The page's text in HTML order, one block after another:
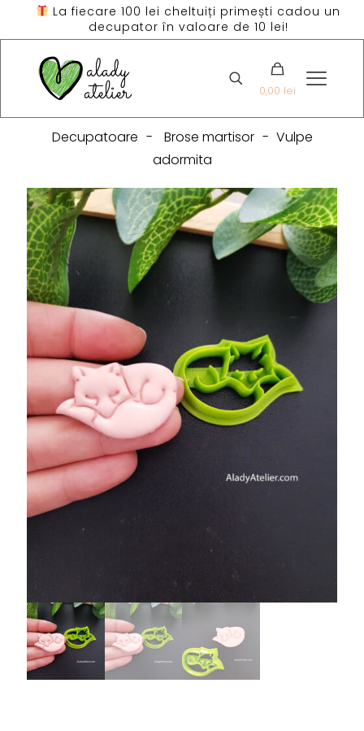
La fiecare 100 lei cheltuiți primești cadou un
decupator în valoare de 10 lei!
0,00 lei
Decupatoare - Brose martisor - Vulpe
adormita